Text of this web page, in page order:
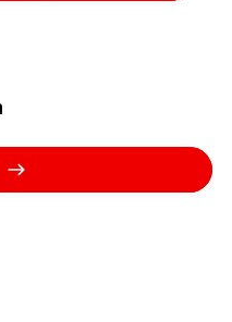
Verwenden Sie die
Verwenden Sie die